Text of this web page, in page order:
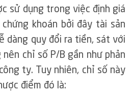
sử dụng trong việc định giá
khoán bởi đây tài sản
dàng quy đổi ra tiền, sát với
chỉ số P/B gần như phản
ty. Tuy nhiên, chỉ số này
điểm đó là: